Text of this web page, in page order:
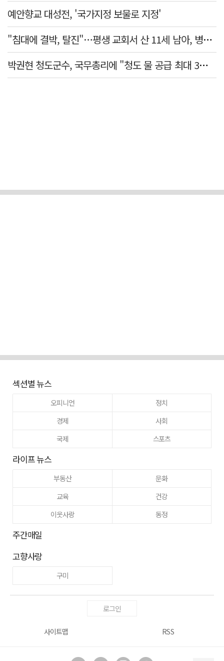
예안향교 대성전, '국가지정 보물로 지정'
"침대에 결박, 탈진"…평생 교회서 산 11세 남아, 병원 이송 끝 숨져
박권현 청도군수, 국무총리에 "청도 물 공급 최대 3만t 늘려달라"
섹션별 뉴스
오피니언
정치
경제
사회
국제
스포츠
라이프 뉴스
부동산
문화
교육
건강
이웃사랑
동정
주간매일
고향사랑
구미
로그인
사이트맵 RSS